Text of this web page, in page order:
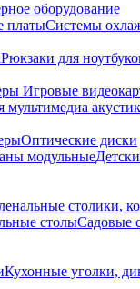
оборудование
платыСистемы
Рюкзаки для
Игровые
мультимедиа
Оптические диски
модульные
столики,
столыСадовые
Кухонные уголки,